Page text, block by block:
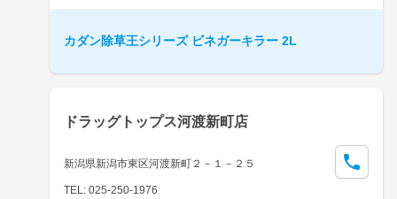
カダン除草王シリーズ ビネガーキラー 2L
ドラッグトップス河渡新町店
新潟県新潟市東区河渡新町２－１－２５
TEL: 025-250-1976